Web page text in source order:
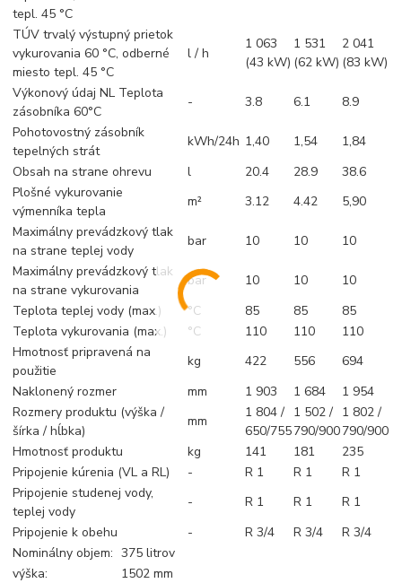
tepl. 45 °C
TÚV trvalý výstupný prietok
vykurovania 60 °C, odberné
miesto tepl. 45 °C
l / h
1 063
(43 kW)
1 531
(62 kW)
2 041
(83 kW)
Výkonový údaj NL Teplota
zásobníka 60°C
- 3.8 6.1
8.9
Pohotovostný zásobník
tepelných strát
kWh/24h 1,40 1,54
1,84
Obsah na strane ohrevu
l 20.4 28.9
38.6
Plošné vykurovanie
výmenníka tepla
m² 3.12 4.42
5,90
Maximálny prevádzkový tlak
na strane teplej vody
bar 10 10
10
Maximálny prevádzkový tlak
na strane vykurovania
bar 10 10
10
Teplota teplej vody (max.)
°C 85 85
85
Teplota vykurovania (max.)
°C 110 110
110
Hmotnosť pripravená na
použitie
kg 422 556
694
Naklonený rozmer
mm 1 903 1 684
1 954
Rozmery produktu (výška /
šírka / hĺbka)
mm
1 804 /
650/755
1 502 /
790/900
1 802 /
790/900
Hmotnosť produktu
kg 141 181
235
Pripojenie kúrenia (VL a RL)
- R 1 R 1
R 1
Pripojenie studenej vody,
teplej vody
- R 1 R 1
R 1
Pripojenie k obehu
- R 3/4 R 3/4
R 3/4
Nominálny objem: 375 litrov
výška:
1502 mm